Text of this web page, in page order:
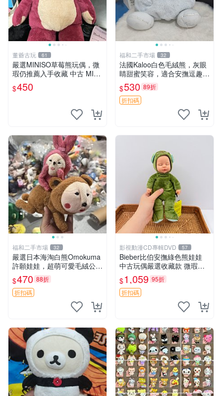
董爺古玩 61
嚴選MINISO草莓熊玩偶，微
瑕仍推薦入手收藏 中古 MINI
SO 草莓熊 玩具 收藏
$450
福和二手市場 32
法國Kaloo白色毛絨熊，灰眼
睛甜蜜笑容，適合安撫逗趣可
愛，柔軟面料手感佳。14 白
色安撫熊 毛絨玩具 寶寶逗樂
具
$530 89折
折扣碼
福和二手市場 32
嚴選日本海淘白熊Omokuma
許願娃娃，超萌可愛毛絨公仔
推薦收藏 白熊 Omokuma 毛
絨玩具 偽裝娃娃 玩具擺飾
$470 88折
折扣碼
影視動漫CD專輯DVD 57
Bieber比伯安撫綠色熊娃娃
中古玩偶嚴選收藏款 微瑕輕
度使用 Bieber綠熊娃娃 中古
玩偶 微瑕
$1,059 95折
折扣碼